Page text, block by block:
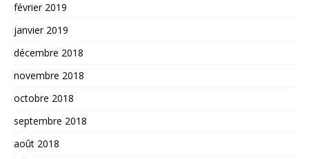
février 2019
janvier 2019
décembre 2018
novembre 2018
octobre 2018
septembre 2018
août 2018